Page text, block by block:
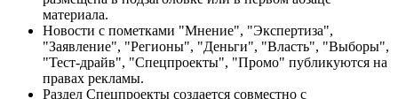
материала.
Новости с пометками "Мнение", "Экспертиза",
"Заявление", "Регионы", "Деньги", "Власть", "Выборы",
"Тест-драйв", "Спецпроекты", "Промо" публикуются на
правах рекламы.
Раздел Спецпроекты создается совместно с